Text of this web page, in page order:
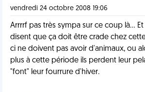
vendredi 24 octobre 2008 19:06
Arrrrf pas très sympa sur ce coup là...
disent que ça doit être crade chez
ci ne doivent pas avoir d'animaux, ou
plus à cette période ils perdent leur
"font" leur fourrure d'hiver.